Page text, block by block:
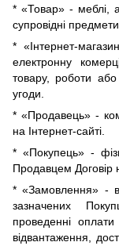
* «Товар» - меблі,
супровідні
* «Інтернет-
електронну
товару, роботи
угоди.
* «Продавець» -
на Інтернет-сайті.
* «Покупець» -
Продавцем Договір
* «Замовлення» -
зазначених
проведенні оплати
відвантаження,